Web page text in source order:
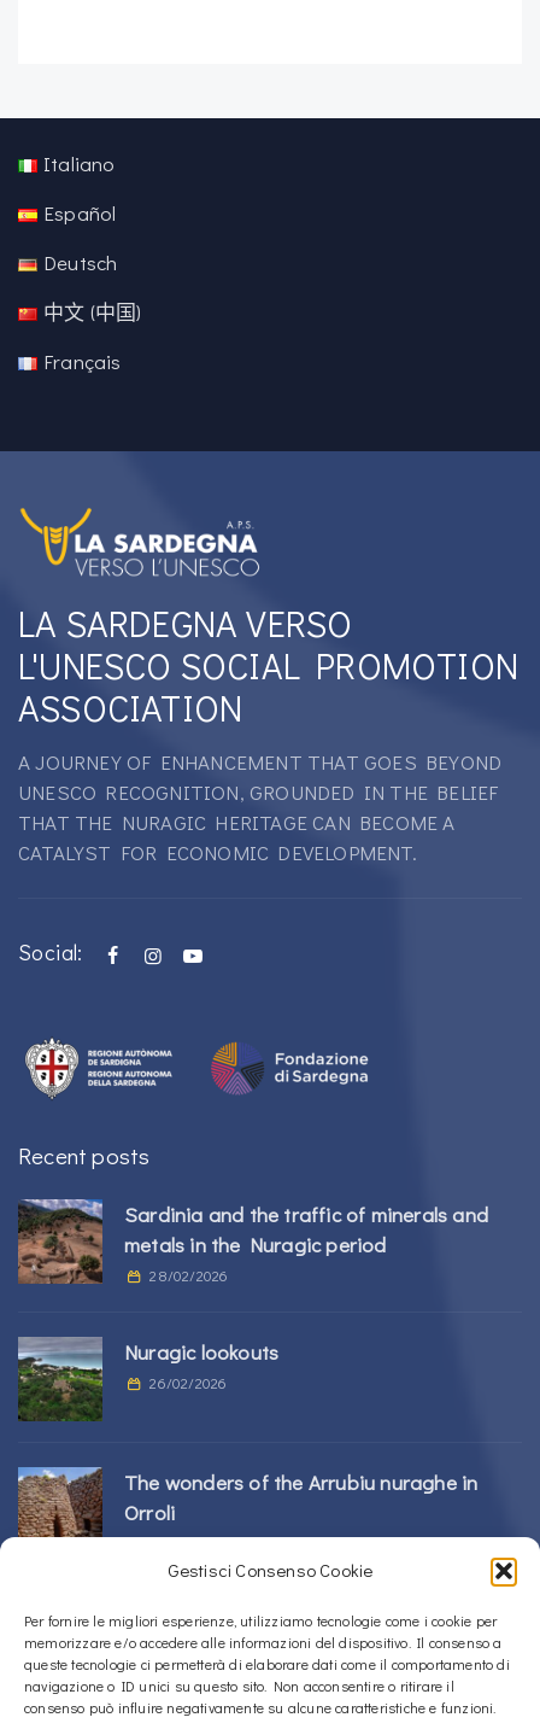
Gestisci Consenso Cookie
Per fornire le migliori esperienze, utilizziamo tecnologie come i cookie per
memorizzare e/o accedere alle informazioni del dispositivo. Il consenso a
queste tecnologie ci permetterà di elaborare dati come il comportamento di
navigazione o ID unici su questo sito. Non acconsentire o ritirare il
consenso può influire negativamente su alcune caratteristiche e funzioni.
Italiano
Español
Deutsch
中文 (中国)
Français
LA SARDEGNA VERSO
L'UNESCO SOCIAL PROMOTION
ASSOCIATION
A JOURNEY OF ENHANCEMENT THAT GOES BEYOND
UNESCO RECOGNITION, GROUNDED IN THE BELIEF
THAT THE NURAGIC HERITAGE CAN BECOME A
CATALYST FOR ECONOMIC DEVELOPMENT.
Social:
Recent posts
Sardinia and the traffic of minerals and
metals in the Nuragic period
28/02/2026
Nuragic lookouts
26/02/2026
The wonders of the Arrubiu nuraghe in
Orroli
24/02/2026
Sos Nurattolos Nuragic Complex in Alà dei
Sardi
23/02/2026